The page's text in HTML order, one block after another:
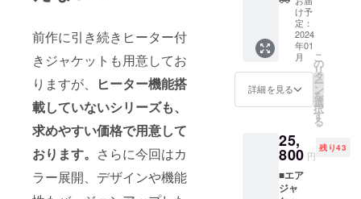
前作に引き続きヒーター付
きジャケットも用意してお
りますが、
ヒーター機能搭
載していないシリーズも、
求めやすい価格で用意して
おります。 さらに今回はカ
ラー展開、デザインや機能
共に、メー
カー様の日
本市場への
進出のお手
伝いをさせ
初期不良の
交換、商品
保証、ご購
入後のアフ
フ！］
※カラー
はブ
ラック
のみに
なりま
す。 ※
サイズ
は
（全
長）
×9cm（
中指）
×10.8c
け予
定：
2024
年01
月
詳細を見る
こ
の
リ
タ
ー
ン
を
選
択
す
る
25,
800 円
残り43
■エア
ジャ